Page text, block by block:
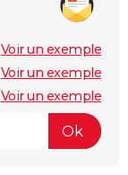
Voir un exemple
Voir un exemple
Voir un exemple